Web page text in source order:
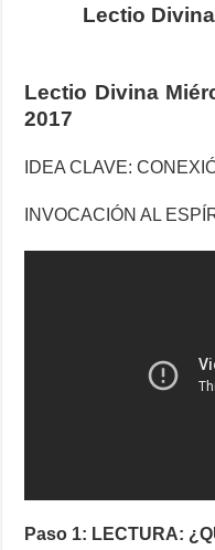
Lectio
Lectio Divina
2017
IDEA CLAVE:
INVOCACIÓN AL
Paso 1: LECTURA: